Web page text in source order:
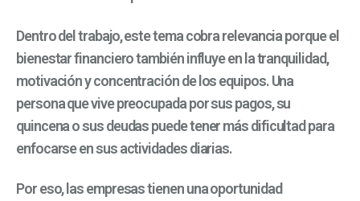
Dentro del trabajo, este tema cobra relevancia porque el
bienestar financiero también influye en la tranquilidad,
motivación y concentración de los equipos. Una
persona que vive preocupada por sus pagos, su
quincena o sus deudas puede tener más dificultad para
enfocarse en sus actividades diarias.
Por eso, las empresas tienen una oportunidad